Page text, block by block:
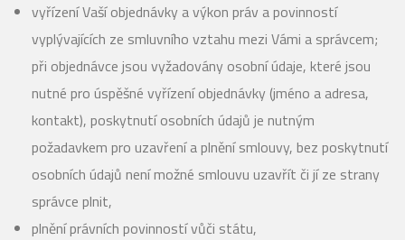
vyřízení Vaší objednávky a výkon práv a povinností
vyplývajících ze smluvního vztahu mezi Vámi a správcem;
při objednávce jsou vyžadovány osobní údaje, které jsou
nutné pro úspěšné vyřízení objednávky (jméno a adresa,
kontakt), poskytnutí osobních údajů je nutným
požadavkem pro uzavření a plnění smlouvy, bez poskytnutí
osobních údajů není možné smlouvu uzavřít či jí ze strany
správce plnit,
plnění právních povinností vůči státu,